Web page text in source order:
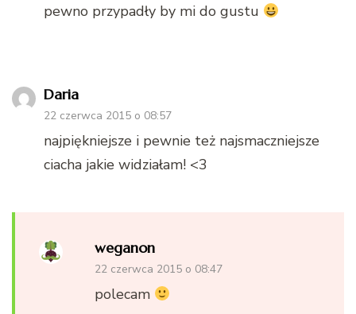
pewno przypadły by mi do gustu
Daria
22 czerwca 2015 o 08:57
najpiękniejsze i pewnie też najsmaczniejsze
ciacha jakie widziałam! <3
weganon
22 czerwca 2015 o 08:47
polecam